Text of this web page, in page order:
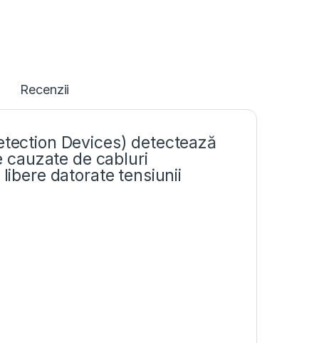
Recenzii
Devices) detectează
cauzate de cabluri
datorate tensiunii